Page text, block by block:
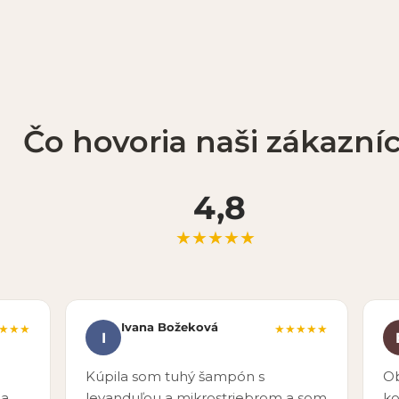
Čo hovoria naši
4,8
★★★★★
I
Ivana Božeková ★★★★★
Kúpila som tuhý šampón s